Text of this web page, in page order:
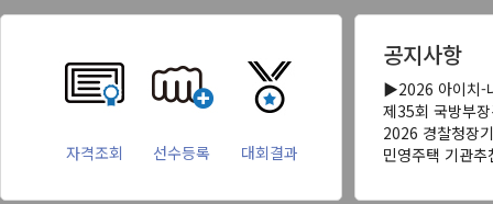
자격조회 선수등록 대회결과
공지사항
▶2026 아이치-
제35회 국방부
2026 경찰청장
민영주택 기관